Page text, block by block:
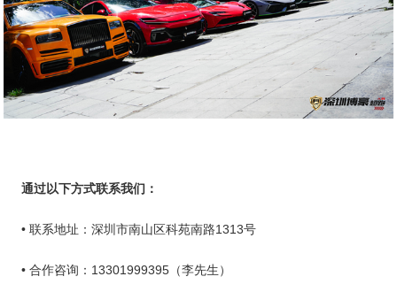
通过以下方式联系我们：
• 联系地址：深圳市南山区科苑南路1313号
• 合作咨询：13301999395（李先生）